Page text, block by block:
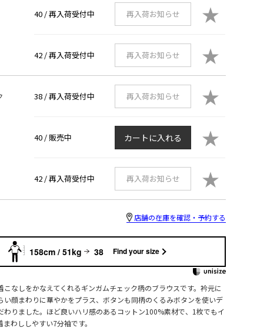
40 /再入荷受付中 再入荷お知らせ ★
42 /再入荷受付中 再入荷お知らせ ★
38 /再入荷受付中 再入荷お知らせ ★
40 / 販売中 カートに入れる ★
42 /再入荷受付中 再入荷お知らせ ★
店舗の在庫を確認・予約する
158cm / 51kg 38 Find your size
こなしをかなえてくれるギンガムチェック柄のブラウスです。衿元に
い顔まわりに華やかをプラス、ボタンも同柄のくるみボタンを使いデ
わりました。ほど良いハリ感のあるコットン100%素材で、1枚でもイ
わししやすい7分袖です。